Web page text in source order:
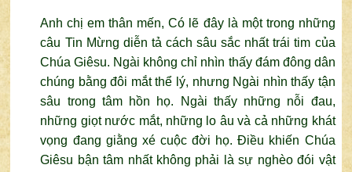
Anh chị em thân mến, Có lẽ đây là một trong những
câu Tin Mừng diễn tả cách sâu sắc nhất trái tim của
Chúa Giêsu. Ngài không chỉ nhìn thấy đám đông dân
chúng bằng đôi mắt thể lý, nhưng Ngài nhìn thấy tận
sâu trong tâm hồn họ. Ngài thấy những nỗi đau,
những giọt nước mắt, những lo âu và cả những khát
vọng đang giằng xé cuộc đời họ. Điều khiến Chúa
Giêsu bận tâm nhất không phải là sự nghèo đói vật